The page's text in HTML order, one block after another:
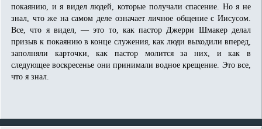
покаянию, и я видел людей, которые получали спасение. Но я не
знал, что же на самом деле означает личное общение с Иисусом.
Все, что я видел, — это то, как пастор Джерри Шмакер делал
призыв к покаянию в конце служения, как люди выходили вперед,
заполняли карточки, как пастор молится за них, и как в
следующее воскресенье они принимали водное крещение. Это все,
что я знал.